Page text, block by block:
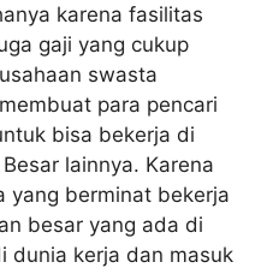
karena fasilitas
gaji yang cukup
swasta
para pencari
bisa bekerja di
lainnya. Karena
yang berminat bekerja
besar yang ada di
dunia kerja dan masuk